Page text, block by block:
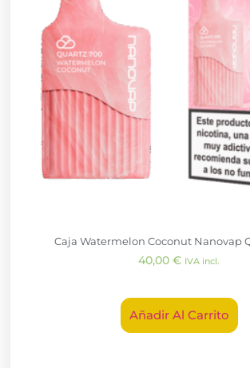
Caja Watermelon Coconut Nanovap
40,00 € IVA incl.
Añadir Al Carrito